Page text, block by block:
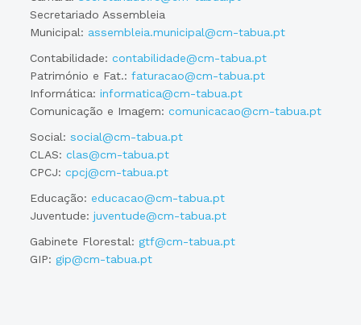
Secretariado Assembleia
Municipal: assembleia.municipal@cm-tabua.pt
Contabilidade:contabilidade@cm-tabua.pt
Património e Fat.:faturacao@cm-tabua.pt
Informática:informatica@cm-tabua.pt
Comunicação e Imagem:comunicacao@cm-tabua.pt
Social:social@cm-tabua.pt
CLAS:clas@cm-tabua.pt
CPCJ:cpcj@cm-tabua.pt
Educação: educacao@cm-tabua.pt
Juventude:juventude@cm-tabua.pt
Gabinete Florestal:gtf@cm-tabua.pt
GIP:gip@cm-tabua.pt